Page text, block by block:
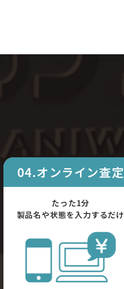
04.オンライン査定
たった1分
製品名や状態を入力するだけ